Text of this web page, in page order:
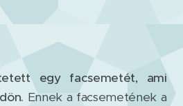
egy facsemetét, ami
Ennek a facsemetének a